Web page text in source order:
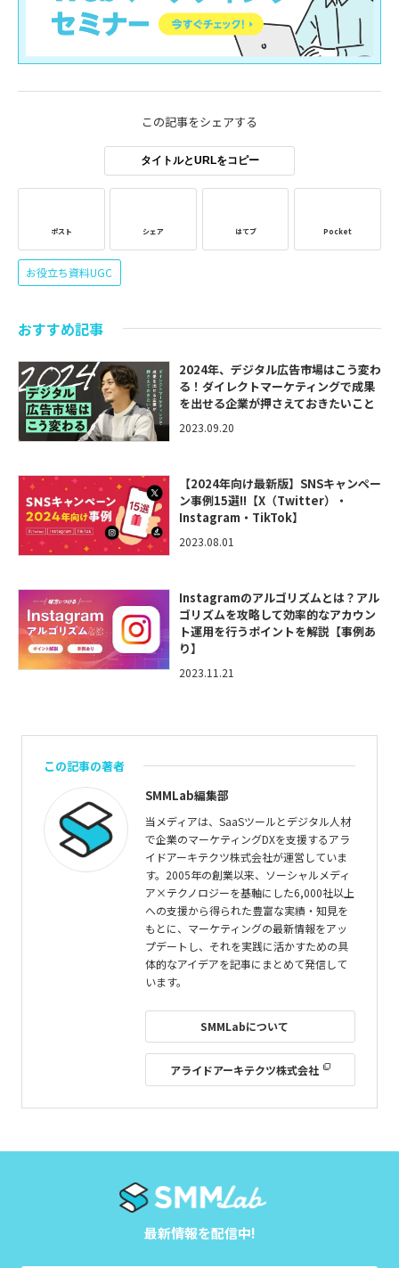
この記事をシェアする
タイトルとURLをコピー
ポスト シェア はてブ Pocket
お役立ち資料UGC
おすすめ記事
2024年、デジタル広告市場はこう変わ
る！ダイレクトマーケティングで成果
を出せる企業が押さえておきたいこと
2023.09.20
【2024年向け最新版】SNSキャンペー
ン事例15選!!【X（Twitter）・
Instagram・TikTok】
2023.08.01
Instagramのアルゴリズムとは？アル
ゴリズムを攻略して効率的なアカウン
ト運用を行うポイントを解説【事例あ
り】
2023.11.21
この記事の著者
SMMLab編集部
当メディアは、SaaSツールとデジタル人材
で企業のマーケティングDXを支援するアラ
イドアーキテクツ株式会社が運営していま
す。2005年の創業以来、ソーシャルメディ
ア×テクノロジーを基軸にした6,000社以上
への支援から得られた豊富な実績・知見を
もとに、マーケティングの最新情報をアッ
プデートし、それを実践に活かすための具
体的なアイデアを記事にまとめて発信して
います。
SMMLabについて
アライドアーキテクツ株式会社
最新情報を配信中!